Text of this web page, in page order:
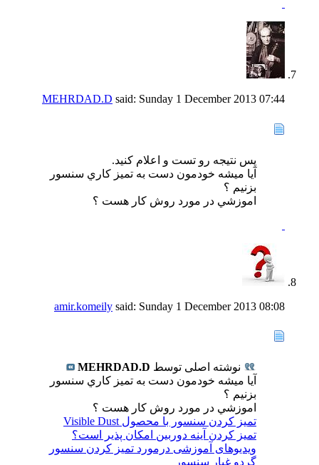
MEHRDAD.D said: Sunday 1 December 2013 07:44
پس نتيجه رو تست و اعلام كنيد.
آيا ميشه خودمون دست به تميز كاري سنسور
بزنيم ؟
اموزشي در مورد روش كار هست ؟
amir.komeily said: Sunday 1 December 2013 08:08
نوشته اصلی توسط MEHRDAD.D
آيا ميشه خودمون دست به تميز كاري سنسور
بزنيم ؟
اموزشي در مورد روش كار هست ؟
تمیز کردن سنسور با محصول Visible Dust
تميز كردن آينه دوربين امكان پذير است؟
ویدیوهای آموزشی درمورد تمیز کردن سنسور
گردو غبار سنسور